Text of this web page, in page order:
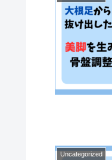
Uncategorized